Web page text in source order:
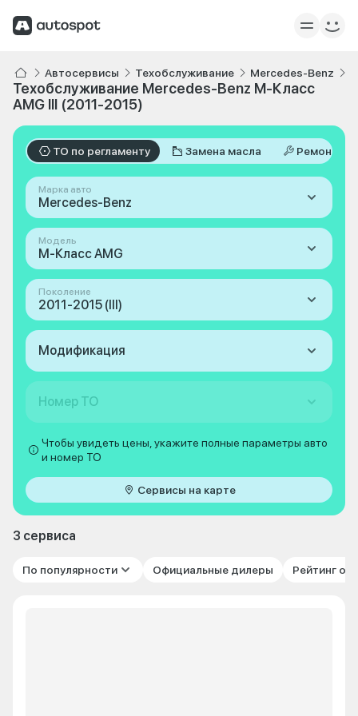
Автосервисы Техобслуживание Mercedes-Benz
Техобслуживание Mercedes-Benz M-Класс
AMG III (2011-2015)
ТО по регламенту Замена масла Ремонт
Марка авто
Mercedes-Benz
Модель
M-Класс AMG
Поколение
2011-2015 (III)
Модификация
Номер ТО
Чтобы увидеть цены, укажите полные параметры авто
и номер ТО
Сервисы на карте
3 сервиса
По популярности Официальные дилеры Рейтинг